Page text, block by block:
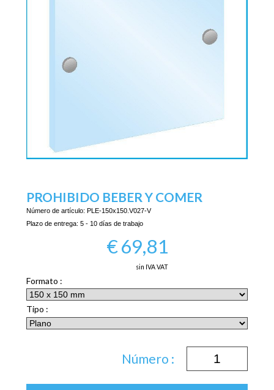
PROHIBIDO BEBER Y COMER
Número de artículo: PLE-150x150.V027-V
Plazo de entrega: 5 - 10 días de trabajo
€69,81
sin IVA VAT
Formato :
Tipo :
Número :